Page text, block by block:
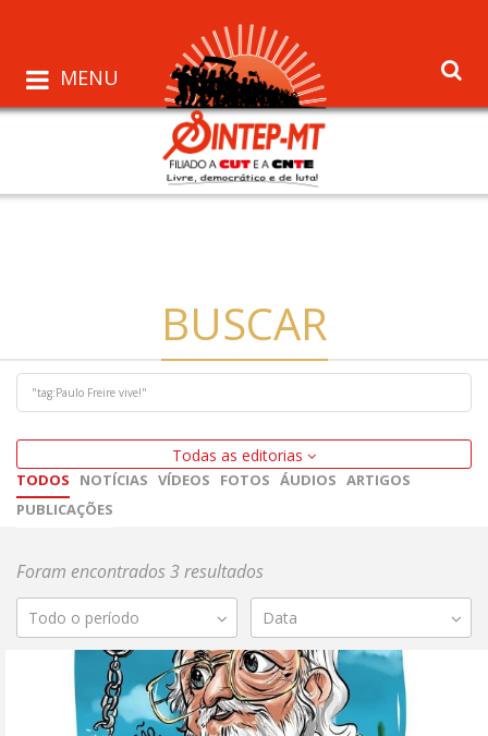
MENU
BUSCAR
Todas as editorias
TODOS NOTÍCIAS VÍDEOS FOTOS ÁUDIOS ARTIGOS
PUBLICAÇÕES
Foram encontrados 3 resultados
Todo o período Data